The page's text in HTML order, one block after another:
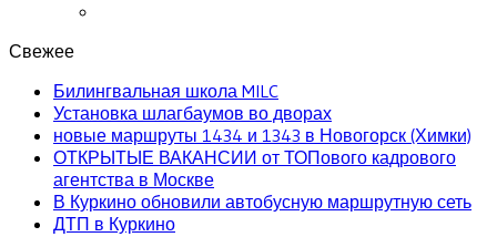
Свежее
Билингвальная школа MILC
Установка шлагбаумов во дворах
новые маршруты 1434 и 1343 в Новогорск (Химки)
ОТКРЫТЫЕ ВАКАНСИИ от ТОПового кадрового
агентства в Москве
В Куркино обновили автобусную маршрутную сеть
ДТП в Куркино